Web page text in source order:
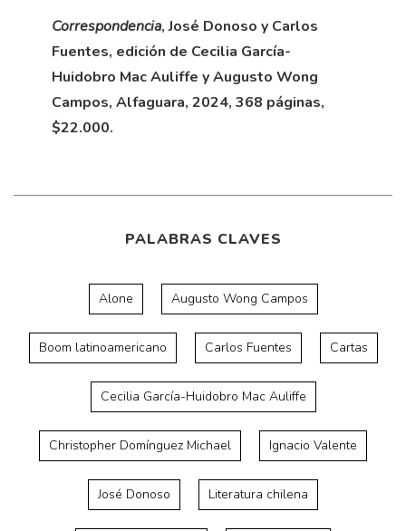
Correspondencia, José Donoso y Carlos
Fuentes, edición de Cecilia García-
Huidobro Mac Auliffe y Augusto Wong
Campos, Alfaguara, 2024, 368 páginas,
$22.000.
PALABRAS CLAVES
Alone Augusto Wong Campos
Boom latinoamericano Carlos Fuentes Cartas
Cecilia García-Huidobro Mac Auliffe
Christopher Domínguez Michael Ignacio Valente
José Donoso Literatura chilena